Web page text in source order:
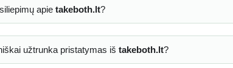
apie takeboth.lt?
užtrunka pristatymas iš takeboth.lt?